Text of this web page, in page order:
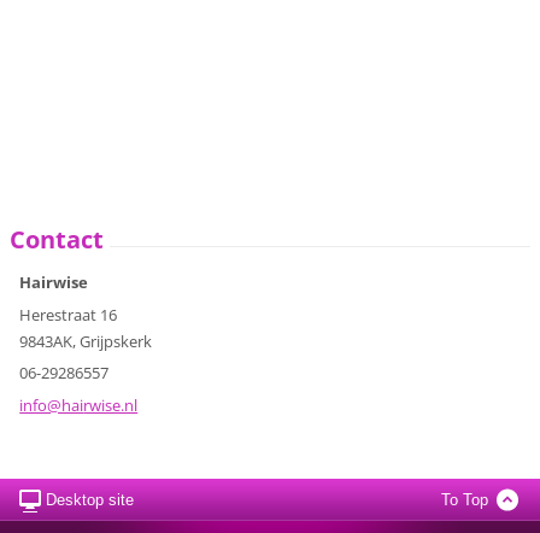
Contact
Hairwise
Herestraat 16
9843AK, Grijpskerk
06-29286557
info@hairwise.nl
Desktop site To Top